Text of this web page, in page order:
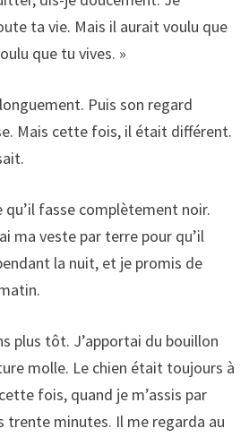
ta vie. Mais il aurait voulu que
que tu vives. »
Puis son regard
Mais cette fois, il était différent.
qu’il fasse complètement noir.
ma veste par terre pour qu’il
la nuit, et je promis de
plus tôt. J’apportai du bouillon
molle. Le chien était toujours à
fois, quand je m’assis par
trente minutes. Il me regarda au